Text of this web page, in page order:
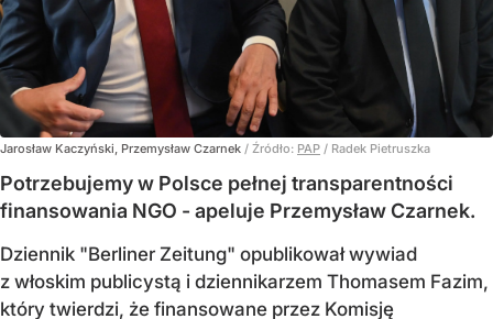
Jarosław Kaczyński, Przemysław Czarnek / Źródło: PAP / Radek Pietruszka
Potrzebujemy w Polsce pełnej transparentności
finansowania NGO - apeluje Przemysław Czarnek.
Dziennik "Berliner Zeitung" opublikował wywiad
z włoskim publicystą i dziennikarzem Thomasem Fazim,
który twierdzi, że finansowane przez Komisję